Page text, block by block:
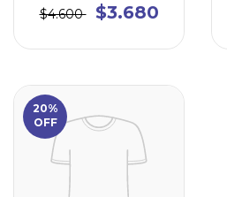
$4.600
$3.680
20%
OFF